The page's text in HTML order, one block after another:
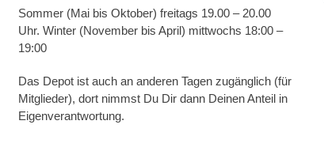
Sommer (Mai bis Oktober) freitags 19.00 – 20.00
Uhr. Winter (November bis April) mittwochs 18:00 –
19:00
Das Depot ist auch an anderen Tagen zugänglich (für
Mitglieder), dort nimmst Du Dir dann Deinen Anteil in
Eigenverantwortung.